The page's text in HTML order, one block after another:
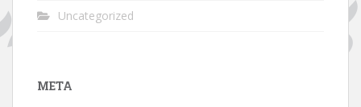
Uncategorized
META